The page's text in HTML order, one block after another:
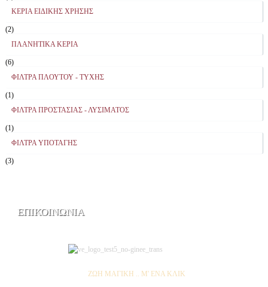
ΚΕΡΙΑ ΕΙΔΙΚΗΣ ΧΡΗΣΗΣ
(2)
ΠΛΑΝΗΤΙΚΑ ΚΕΡΙΑ
(6)
ΦΙΛΤΡΑ ΠΛΟΥΤΟΥ - ΤΥΧΗΣ
(1)
ΦΙΛΤΡΑ ΠΡΟΣΤΑΣΙΑΣ - ΛΥΣΙΜΑΤΟΣ
(1)
ΦΙΛΤΡΑ ΥΠΟΤΑΓΗΣ
(3)
ΕΠΙΚΟΙΝΩΝΙΑ
ΖΩΗ ΜΑΓΙΚΗ .. Μ' ΕΝΑ ΚΛΙΚ